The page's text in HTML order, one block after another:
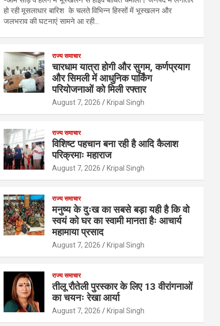
हो रही मूसलाधार बारिश के चलते विभिन्न हिस्सों में भूस्खलन और
जलभराव की घटनाएं सामने आ रही…
राज्य समाचार
चारधाम यात्रा होगी और सुगम, कर्णप्रयाग
और सिमली में आधुनिक पार्किंग
परियोजनाओं को मिली रफ्तार
August 7, 2026 Kripal Singh
राज्य समाचार
विशिष्ट पहचान बना रही है आदि कैलाश
परिक्रमाः महाराज
August 7, 2026 Kripal Singh
राज्य समाचार
मनुष्य के दुःख का सबसे बड़ा यही है कि वो
स्वयं को घर का स्वामी मानता हैः आचार्य
महामाया प्रसाद
August 7, 2026 Kripal Singh
राज्य समाचार
तीलू रौतेली पुरस्कार के लिए 13 वीरांगनाओं
का चयनः रेखा आर्या
August 7, 2026 Kripal Singh